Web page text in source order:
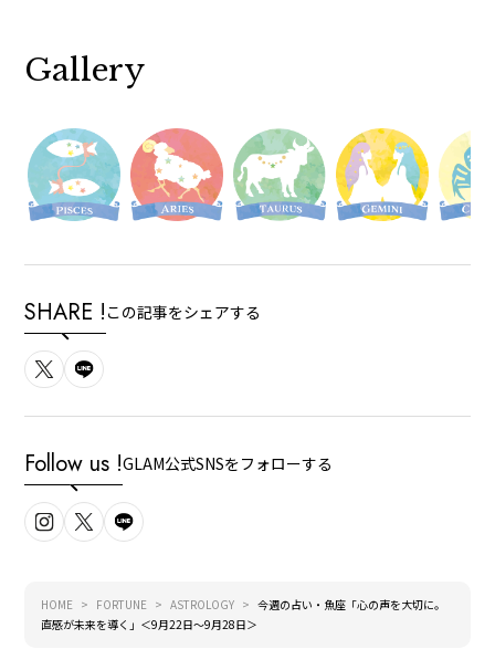
Gallery
SHARE ! この記事をシェアする
Follow us !GLAM公式SNSをフォローする
HOME FORTUNE ASTROLOGY
今週の占い・魚座「心の声を大切に。
直感が未来を導く」＜9月22日～9月28日＞